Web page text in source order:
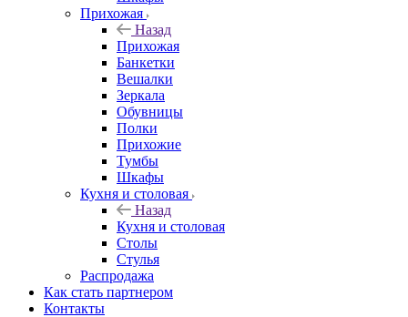
Прихожая
Назад
Прихожая
Банкетки
Вешалки
Зеркала
Обувницы
Полки
Прихожие
Тумбы
Шкафы
Кухня и столовая
Назад
Кухня и столовая
Столы
Стулья
Распродажа
Как стать партнером
Контакты